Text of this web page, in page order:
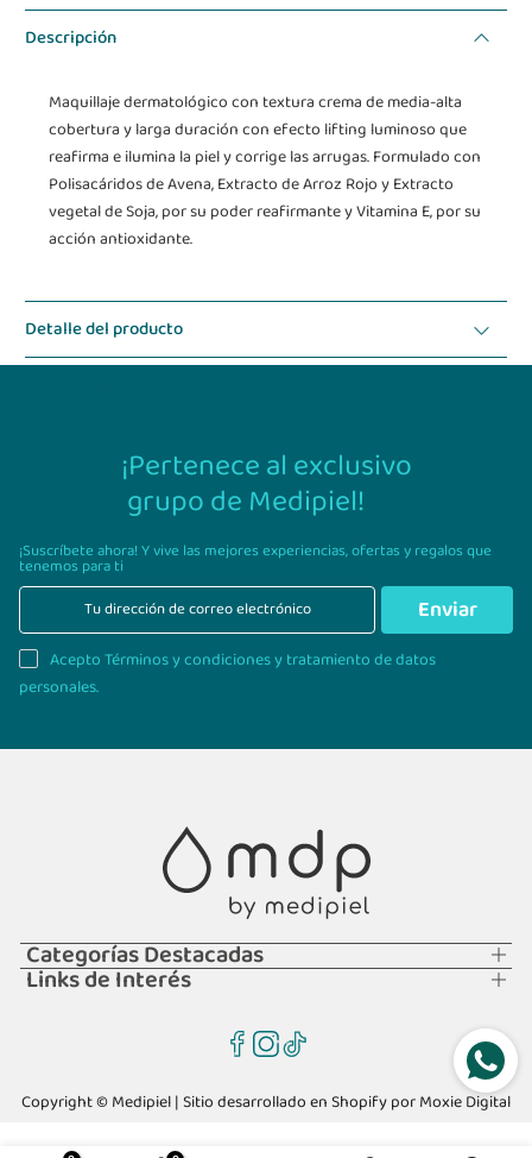
Descripción
Maquillaje dermatológico con textura crema de media-alta
cobertura y larga duración con efecto lifting luminoso que
reafirma e ilumina la piel y corrige las arrugas. Formulado con
Polisacáridos de Avena, Extracto de Arroz Rojo y Extracto
vegetal de Soja, por su poder reafirmante y Vitamina E, por su
acción antioxidante.
Detalle del producto
¡Pertenece al exclusivo
grupo de Medipiel!
¡Suscríbete ahora! Y vive las mejores experiencias,ofertas y regalos que
tenemos para ti
Enviar
Acepto Términos y condiciones y tratamiento de datos
personales.
Categorías Destacadas
Links de Interés
Copyright © Medipiel | Sitio desarrollado en Shopify porMoxie Digital